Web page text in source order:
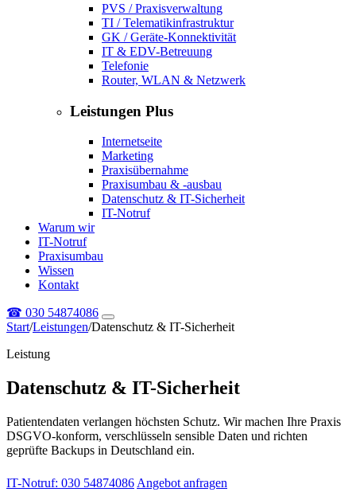
PVS / Praxisverwaltung
TI / Telematikinfrastruktur
GK / Geräte-Konnektivität
IT & EDV-Betreuung
Telefonie
Router, WLAN & Netzwerk
Leistungen Plus
Internetseite
Marketing
Praxisübernahme
Praxisumbau & -ausbau
Datenschutz & IT-Sicherheit
IT-Notruf
Warum wir
IT-Notruf
Praxisumbau
Wissen
Kontakt
☎ 030 54874086
Start/Leistungen/Datenschutz & IT-Sicherheit
Leistung
Datenschutz & IT-Sicherheit
Patientendaten verlangen höchsten Schutz. Wir machen Ihre Praxis
DSGVO-konform, verschlüsseln sensible Daten und richten
geprüfte Backups in Deutschland ein.
IT-Notruf: 030 54874086 Angebot anfragen